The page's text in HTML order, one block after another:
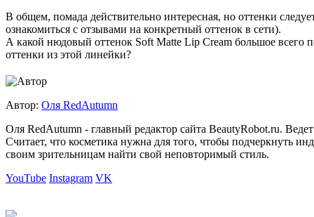
В общем, помада действительно интересная, но оттенки
ознакомиться с отзывами на конкретный оттенок в сети).
А какой нюдовый оттенок Soft Matte Lip Cream большое всего
оттенки из этой линейки?
Автор: Оля RedAutumn
Оля RedAutumn - главный редактор сайта BeautyRobot.ru.
Считает, что косметика нужна для того, чтобы подчеркнуть
своим зрительницам найти свой неповторимый стиль.
YouTube Instagram VK